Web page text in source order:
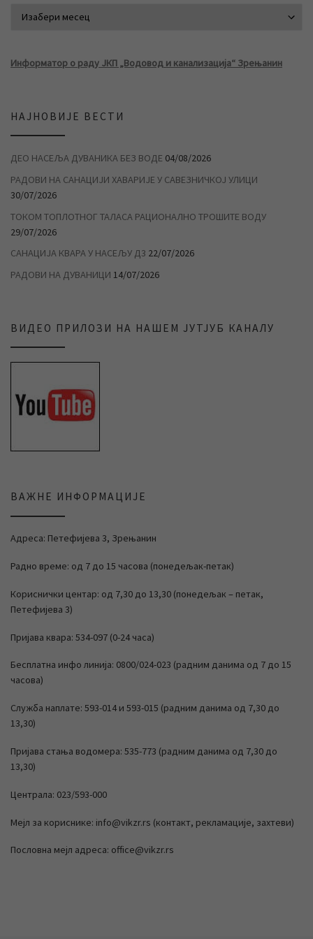
Информатор о раду ЈКП „Водовод и канализација“ Зрењанин
НАЈНОВИЈЕ ВЕСТИ
ДЕО НАСЕЉА ДУВАНИКА БЕЗ ВОДЕ 04/08/2026
РАДОВИ НА САНАЦИЈИ ХАВАРИЈЕ У САВЕЗНИЧКОЈ УЛИЦИ
30/07/2026
ТОКОМ ТОПЛОТНОГ ТАЛАСА РАЦИОНАЛНО ТРОШИТЕ ВОДУ
29/07/2026
САНАЦИЈА КВАРА У НАСЕЉУ Д3 22/07/2026
РАДОВИ НА ДУВАНИЦИ 14/07/2026
ВИДЕО ПРИЛОЗИ НА НАШЕМ ЈУТЈУБ КАНАЛУ
ВАЖНЕ ИНФОРМАЦИЈЕ
Адреса: Петефијева 3, Зрењанин
Радно време: од 7 до 15 часова (понедељак-петак)
Кориснички центар: од 7,30 до 13,30 (понедељак – петак,
Петефијева 3)
Пријава квара: 534-097 (0-24 часа)
Бесплатна инфо линија: 0800/024-023 (радним данима од 7 до 15
часова)
Служба наплате: 593-014 и 593-015 (радним данима од 7,30 до
13,30)
Пријава стања водомера: 535-773 (радним данима од 7,30 до
13,30)
Централа: 023/593-000
Мејл за кориснике: info@vikzr.rs (контакт, рекламације, захтеви)
Пословна мејл адреса: office@vikzr.rs